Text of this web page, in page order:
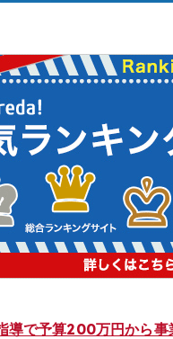
導で予算200万円から事